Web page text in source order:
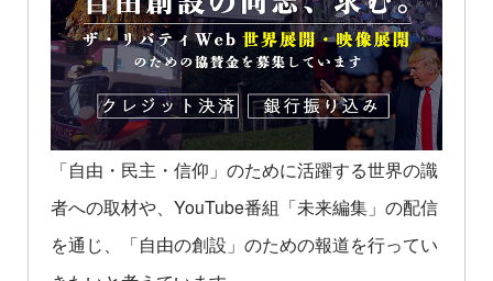
「自由・民主・信仰」のために活躍する世界の識
者への取材や、YouTube番組「未来編集」の配信
を通じ、「自由の創設」のための報道を行ってい